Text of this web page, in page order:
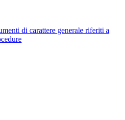
di carattere generale riferiti a